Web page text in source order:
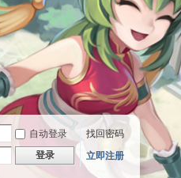
自动登录
找回密码
登录 立即注册